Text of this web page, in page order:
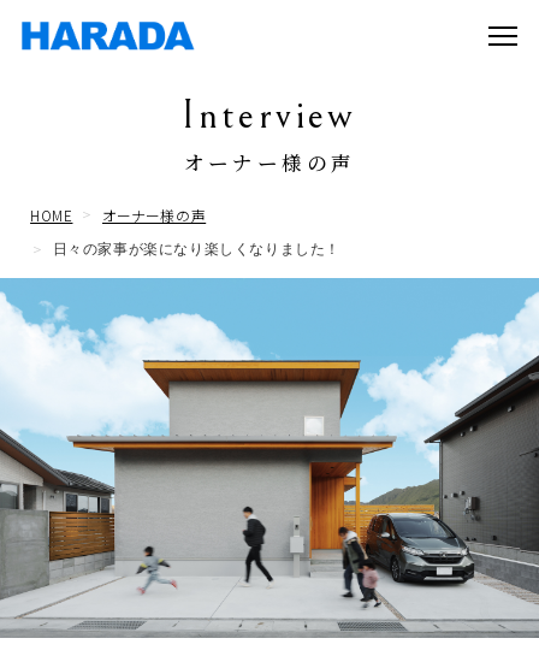
Interview
オーナー様の声
HOME オーナー様の声
日々の家事が楽になり楽しくなりました！